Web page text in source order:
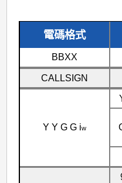
電碼格式
BBXX
CALLSIGN
Y Y G G iw